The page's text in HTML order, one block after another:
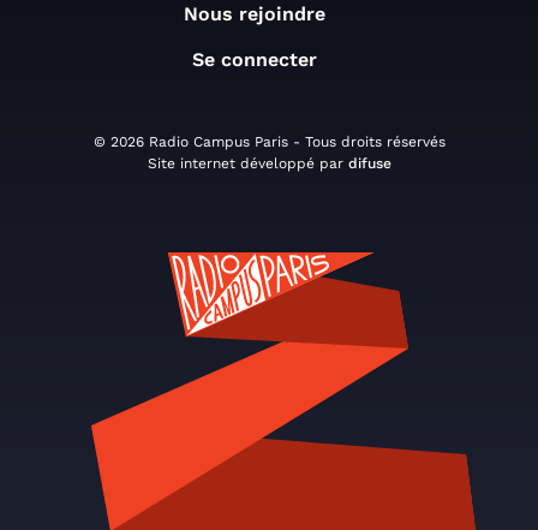
Nous rejoindre
Se connecter
© 2026 Radio Campus Paris - Tous droits réservés
Site internet développé par difuse